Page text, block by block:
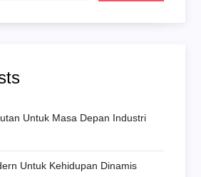
Untuk Masa Depan Industri
Untuk Kehidupan Dinamis